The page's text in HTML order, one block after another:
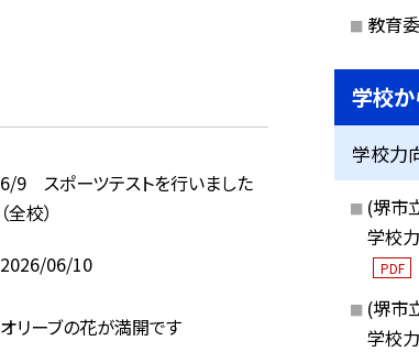
6/9 スポーツテストを行いました
（全校）
2026/06/10
オリーブの花が満開です
教育
学校か
学校力
(堺市
学校
PDF
(堺市
学校